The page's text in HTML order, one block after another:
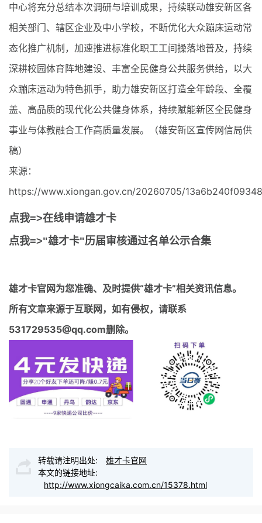
中心将充分总结本次调研与培训成果，持续联动雄安新区各
相关部门、辖区企业及中小学校，不断优化大众蹦床运动常
态化推广机制，加速推进标准化职工工间操落地普及，持续
深耕校园体育阵地建设、丰富全民健身公共服务供给，以大
众蹦床运动为特色抓手，助力雄安新区打造全年龄段、全覆
盖、高品质的现代化公共健身体系，持续赋能新区全民健身
事业与体教融合工作高质量发展。（雄安新区宣传网信局供
稿）
来源：
https://www.xiongan.gov.cn/20260705/
点我=>在线申请雄才卡
点我=>"雄才卡"历届审核通过名单公示合集
雄才卡官网为您准确、及时提供“雄才卡”相关资讯信息。
所有文章来源于互联网，如有侵权，请联系
531729535@qq.com删除。
转载请注明出处:
雄才卡官网
本文的链接地址:
http://www.xiongcaika.com.cn/15378.html